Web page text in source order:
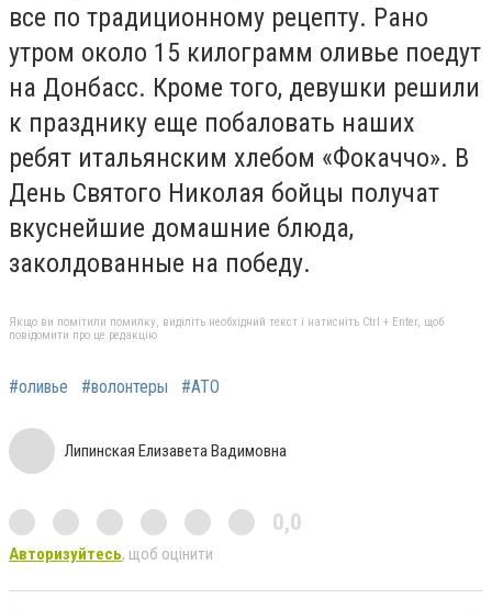
все по традиционному рецепту. Рано
утром около 15 килограмм оливье поедут
на Донбасс. Кроме того, девушки решили
к празднику еще побаловать наших
ребят итальянским хлебом «Фокаччо». В
День Святого Николая бойцы получат
вкуснейшие домашние блюда,
заколдованные на победу.
Якщо ви помітили помилку, виділіть необхідний текст і натисніть Ctrl + Enter, щоб
повідомити про це редакцію
#оливье #волонтеры #АТО
Липинская Елизавета Вадимовна
0,0
Авторизуйтесь, щоб оцінити